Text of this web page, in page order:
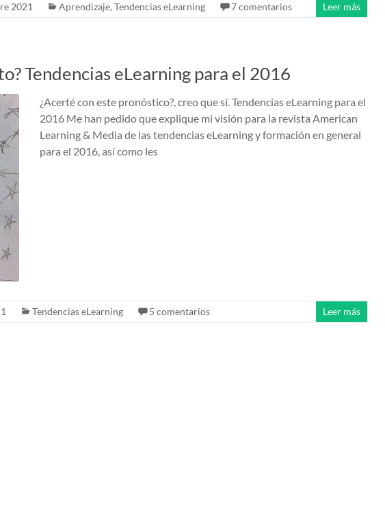
2021 Aprendizaje, Tendencias eLearning 7 comentarios Leer más
Tendencias eLearning para el 2016
¿Acerté con este pronóstico?, creo que sí. Tendencias eLearning para el
2016 Me han pedido que explique mi visión para la revista American
Learning & Media de las tendencias eLearning y formación en general
para el 2016, así como les
Tendencias eLearning 5 comentarios Leer más